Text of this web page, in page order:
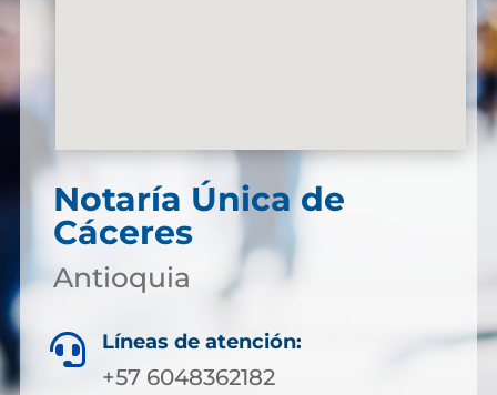
Notaría Única de
Cáceres
Antioquia
 Líneas de atención:
+57 6048362182